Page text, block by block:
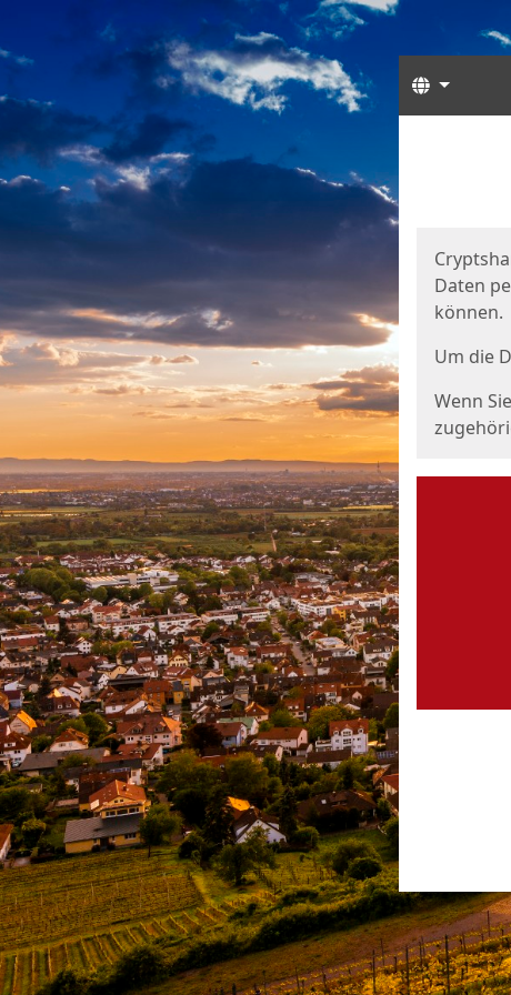
Sprachen
Daten
können.
Um die
Wenn